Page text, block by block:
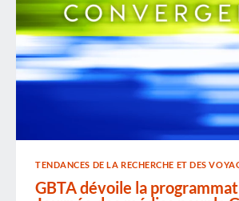
TENDANCES DE LA RECHERCHE ET DES
GBTA dévoile la